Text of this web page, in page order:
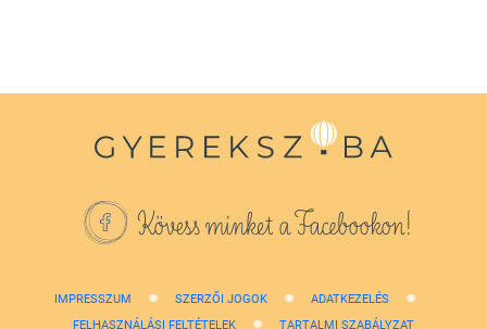
Kövess minket a Facebookon!
IMPRESSZUM SZERZŐI JOGOK
ADATKEZELÉS
FELHASZNÁLÁSI FELTÉTELEK
TARTALMI SZABÁLYZAT